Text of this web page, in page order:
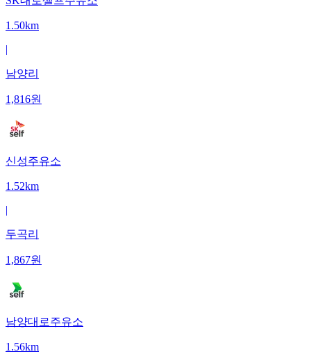
1.50km
|
남양리
1,816원
신성주유소
1.52km
|
두곡리
1,867원
남양대로주유소
1.56km